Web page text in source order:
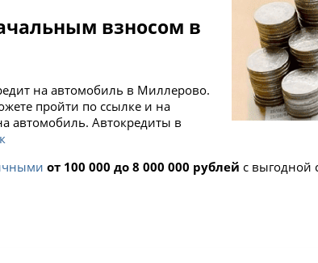
взносом в
на автомобиль в Миллерово.
пройти по ссылке и на
автомобиль. Автокредиты в
от 100 000 до 8 000 000 рублей с выгодной